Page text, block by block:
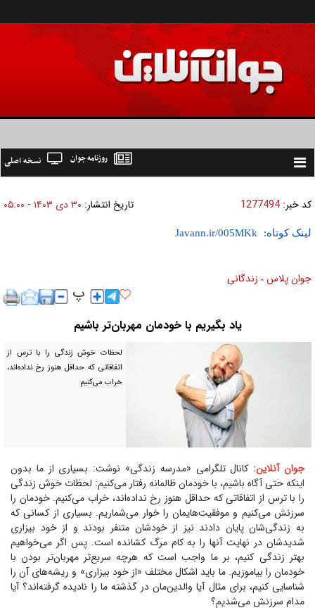
Toggle
نسخه اصلی روزنامه جوان
کد خبر: 1277494 تاریخ انتشار: ۳۰ دی ۱۴۰۳ - ۰۵:۰۰
لینک کوتاه:
جوان پلاس » زندگانی
یاد بگیریم با خودمان مهربان‌تر باشیم
لحظات خوش زندگی را با ترس از
اتفاقاتی که حداقل هنوز رخ نداده‌اند،
خراب می‌کنیم
جوان آنلاین: کانال تلگرامی «مدرسه زندگی» نوشت‌: بسیاری از ما بدون
اینکه حتی آگاه باشیم، با خودمان ظالمانه رفتار می‌کنیم: لحظات خوش زندگی
را با ترس از اتفاقاتی که حداقل هنوز رخ نداده‌اند، خراب می‌کنیم. خودمان را
سرزنش می‌کنیم و موفقیت‌هایمان را خوار می‌شماریم. بسیاری از کسانی که
به زندگی‌شان پایان دادند نیز از خودشان متنفر بودند و از خود بیزاری
شدیدشان در نهایت آنها را به کام مرگ کشانده است. پس اگر می‌خواهیم
بهتر زندگی کنیم، بر ما واجب است که هرچه سریع‌تر مهربان‌تر بودن با
خودمان را بیاموزیم. ما باید اشکال مختلف «از خود بیزاری» و ریشه‌های آن را
شناسایی کنیم، برای مثال آیا والدین‌مان در گذشته ما را نادیده گرفته‌اند؟ آیا
مدام سرزنش می‌شدیم؟